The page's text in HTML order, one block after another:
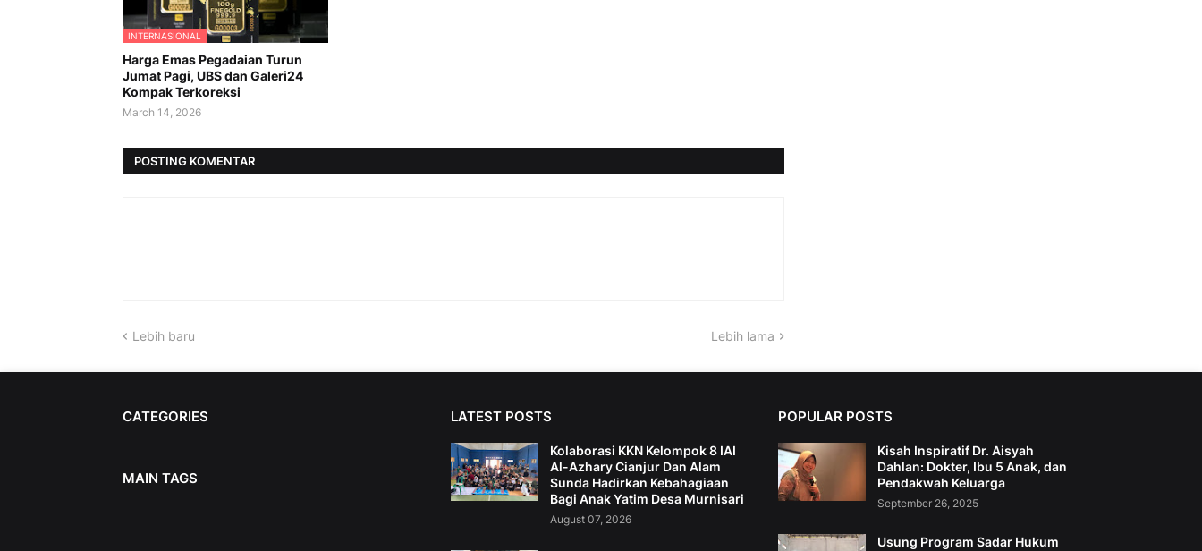
INTERNASIONAL
Harga Emas Pegadaian Turun
Jumat Pagi, UBS dan Galeri24
Kompak Terkoreksi
March 14, 2026
POSTING KOMENTAR
Lebih baru Lebih lama
CATEGORIES
MAIN TAGS
LATEST POSTS
Kolaborasi KKN Kelompok 8 IAI
Al-Azhary Cianjur Dan Alam
Sunda Hadirkan Kebahagiaan
Bagi Anak Yatim Desa Murnisari
August 07, 2026
POPULAR POSTS
Kisah Inspiratif Dr. Aisyah
Dahlan: Dokter, Ibu 5 Anak, dan
Pendakwah Keluarga
September 26, 2025
Usung Program Sadar Hukum